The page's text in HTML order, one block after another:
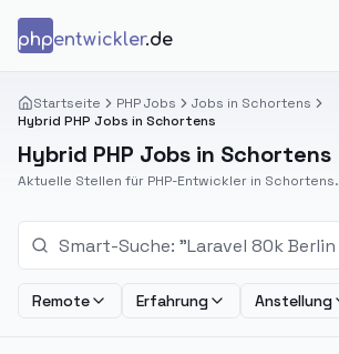
phpentwickler.de
Startseite PHP Jobs
Jobs in Schortens
Hybrid PHP Jobs in Schortens
Hybrid PHP Jobs in Schortens
Aktuelle Stellen für PHP-Entwickler in Schortens.
Remote Erfahrung Anstellung